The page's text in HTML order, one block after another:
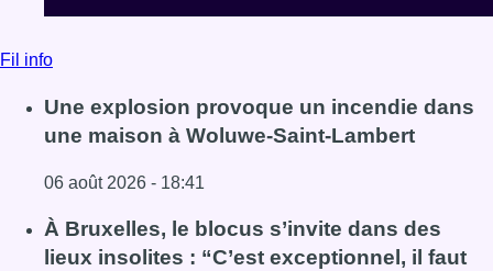
Fil info
Une explosion provoque un incendie dans
une maison à Woluwe-Saint-Lambert
06 août 2026 - 18:41
Lire l'article Une explosion provoque un incendie dans
À Bruxelles, le blocus s’invite dans des
lieux insolites : “C’est exceptionnel, il faut